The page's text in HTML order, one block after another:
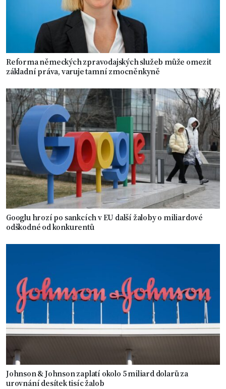
Reforma německých zpravodajských služeb může omezit
základní práva, varuje tamní zmocněnkyně
Googlu hrozí po sankcích v EU další žaloby o miliardové
odškodné od konkurentů
Johnson & Johnson zaplatí okolo 5 miliard dolarů za
urovnání desítek tisíc žalob